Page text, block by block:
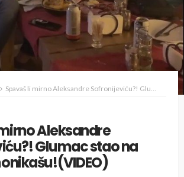
Spavaš li mirno Aleksandre Sofronijeviću?! Glumac stao na crtu harmonikašu!(VIDEO)
Aleksandre
Glumac stao na